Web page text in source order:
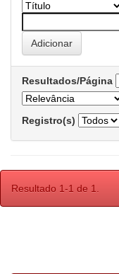
Resultados/Página
Registro(s)
Resultado 1-1 de 1.